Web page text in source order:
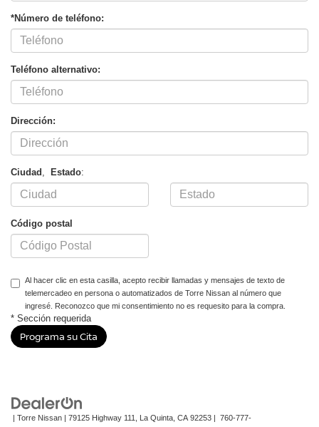
*Número de teléfono:
Teléfono alternativo:
Dirección:
Ciudad , Estado:
Código postal
Al hacer clic en esta casilla, acepto recibir llamadas y mensajes de texto de
telemercadeo en persona o automatizados de Torre Nissan al número que
ingresé. Reconozco que mi consentimiento no es requesito para la compra.
* Sección requerida
| Torre Nissan | 79125 Highway 111, La Quinta, CA 92253 | 760-777-